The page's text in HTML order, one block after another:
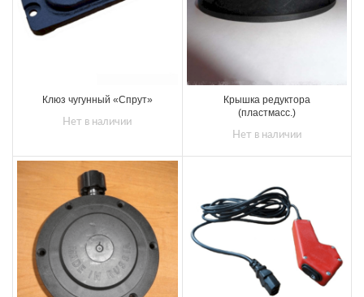
Клюз чугунный «Спрут»
Нет в наличии
Крышка редуктора
(пластмасс.)
Нет в наличии